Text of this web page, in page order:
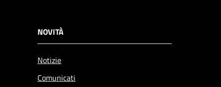
NOVITÀ
Notizie
Comunicati